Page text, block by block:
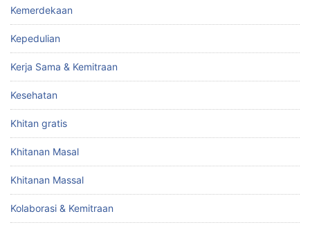
Kemerdekaan
Kepedulian
Kerja Sama & Kemitraan
Kesehatan
Khitan gratis
Khitanan Masal
Khitanan Massal
Kolaborasi & Kemitraan